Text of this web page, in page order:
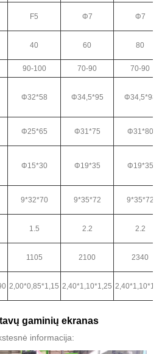
F5 Φ7 Φ7
40 60 80
90-100 70-90 70-90
Φ32*58 Φ34,5*95 Φ34,5*98
Φ25*65 Φ31*75 Φ31*80
Φ15*30 Φ19*35 Φ19*35
9*32*70 9*35*72 9*35*72
1.5 2.2 2.2
1105 2100 2340
2,00*0,85*1,15 2,40*1,10*1,25
gaminių ekranas
informacija: